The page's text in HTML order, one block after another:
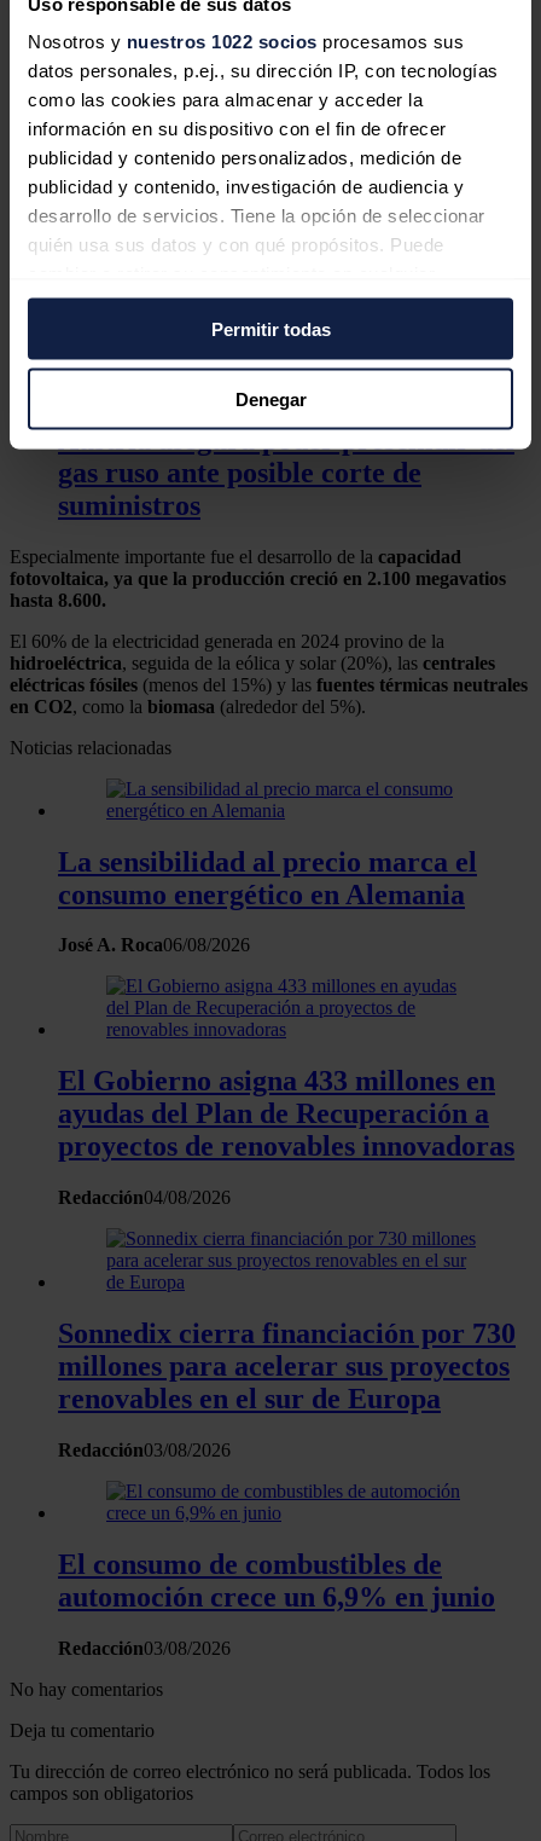
Nosotros y nuestros 1022 socios procesamos sus
datos personales, p.ej., su dirección IP, con tecnologías
como las cookies para almacenar y acceder la
información en su dispositivo con el fin de ofrecer
publicidad y contenido personalizados, medición de
publicidad y contenido, investigación de audiencia y
desarrollo de servicios. Tiene la opción de seleccionar
quién usa sus datos y con qué propósitos. Puede
momento desde la Declaración de cookies o clicando en
el Menú de consentimiento.
Si lo permite, también quisiéramos:
Recopilar información sobre su ubicación
geográfica que puede tener una precisión de varios
metros
Identificar su dispositivo analizándolo activamente
digitales)
Obtenga más información sobre cómo se procesan sus
datos personales y establezca sus preferencias en la
sección de datos. Puede cambiar o retirar su
consentimiento en cualquier momento en la Declaración
de cookies.
Las cookies de este sitio web se usan para personalizar
el contenido y los anuncios, ofrecer funciones de redes
información sobre el uso que haga del sitio web con
nuestros partners de redes sociales, publicidad y análisis
que les haya proporcionado o que hayan recopilado a
partir del uso que haya hecho de sus servicios.
Permitir todas
Denegar
Italia, Alemania, Austria, Argelia y
Túnez acuerdan la creación de un
corredor de hidrógeno
Austria y Eslovaquia aseguran que
corte de suministro de gas ruso
Austria asegura poder prescindir del
gas ruso ante posible corte de
suministros
Especialmente importante fue el desarrollo de la capacidad
fotovoltaica, ya que la producción creció en 2.100 megavatios
hasta 8.600.
El 60% de la electricidad generada en 2024 provino de la
hidroeléctrica, seguida de la eólica y solar (20%), las centrales
eléctricas fósiles (menos del 15%) y las fuentes térmicas neutrales
en CO2, como la biomasa (alrededor del 5%).
Noticias relacionadas
La sensibilidad al precio marca el
consumo energético en Alemania
José A. Roca06/08/2026
El Gobierno asigna 433 millones en
ayudas del Plan de Recuperación a
proyectos de renovables innovadoras
Redacción04/08/2026
Sonnedix cierra financiación por 730
millones para acelerar sus proyectos
renovables en el sur de Europa
Redacción03/08/2026
El consumo de combustibles de
automoción crece un 6,9% en junio
Redacción03/08/2026
No hay comentarios
Deja tu comentario
Tu dirección de correo electrónico no será publicada. Todos los
campos son obligatorios